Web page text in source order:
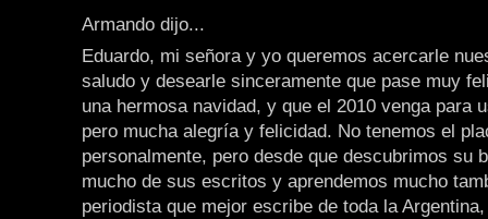
Armando dijo...
Eduardo, mi señora y yo queremos acercarle
saludo y desearle sinceramente que pase muy
una hermosa navidad, y que el 2010 venga para
pero mucha alegría y felicidad. No tenemos el
personalmente, pero desde que descubrimos su
mucho de sus escritos y aprendemos mucho
periodista que mejor escribe de toda la